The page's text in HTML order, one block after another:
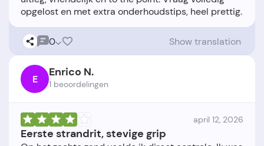
0 Show translation
E Enrico N.
1 beoordelingen
april 12, 2026
Eerste strandrit, stevige grip